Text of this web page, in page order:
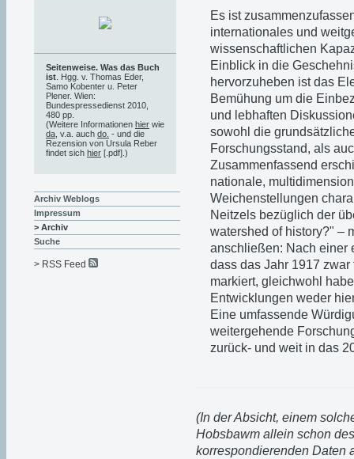
Es ist
internationales und
wissenschaftlichen
Einblick in die
hervorzuheben ist das
Bemühung um die
und lebhaften
sowohl die
Forschungsstand, als
Zusammenfassend
nationale,
Weichenstellungen
Neitzels bezüglich der
watershed of history?" –
anschließen: Nach einer
dass das Jahr 1917
markiert, gleichwohl
Entwicklungen weder
Eine umfassende
weitergehende
zurück- und weit in das
(In der Absicht, einem
Hobsbawm allein schon
korrespondierenden Daten
Seitenweise. Was das Buch
ist . Hgg. v. Thomas Eder,
Samo Kobenter u. Peter
Plener. Wien:
Bundespressedienst 2010,
480 pp.
(Weitere Informationen hier wie
da , v.a. auch do. - und die
Rezension von Ursula Reber
findet sich hier [.pdf].)
Archiv Weblogs
Impressum
> Archiv
Suche
> RSS Feed